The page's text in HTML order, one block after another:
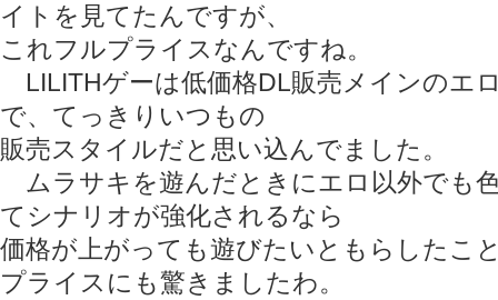
イトを見てたんですが、
これフルプライスなんですね。
LILITHゲーは低価格DL販売メインのエ
で、てっきりいつもの
販売スタイルだと思い込んでました。
ムラサキを遊んだときにエロ以外でも
てシナリオが強化されるなら
価格が上がっても遊びたいともらしたこ
プライスにも驚きましたわ。